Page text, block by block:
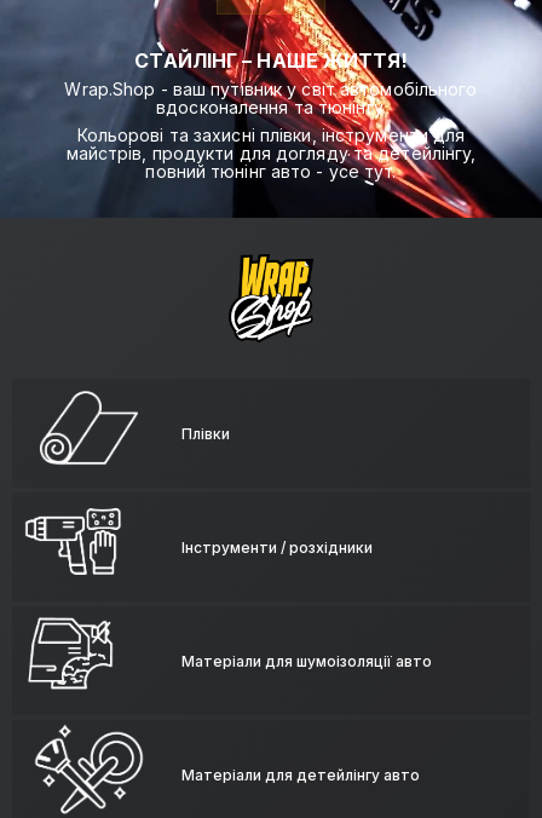
СТАЙЛІНГ – НАШЕ ЖИТТЯ!
Wrap.Shop - ваш путівник у світ автомобільного
вдосконалення та тюнінгу.
Кольорові та захисні плівки, інструменти для
майстрів, продукти для догляду та детейлінгу,
повний тюнінг авто - усе тут.
Плівки
Інструменти / розхідники
Матеріали для шумоізоляції авто
Матеріали для детейлінгу авто